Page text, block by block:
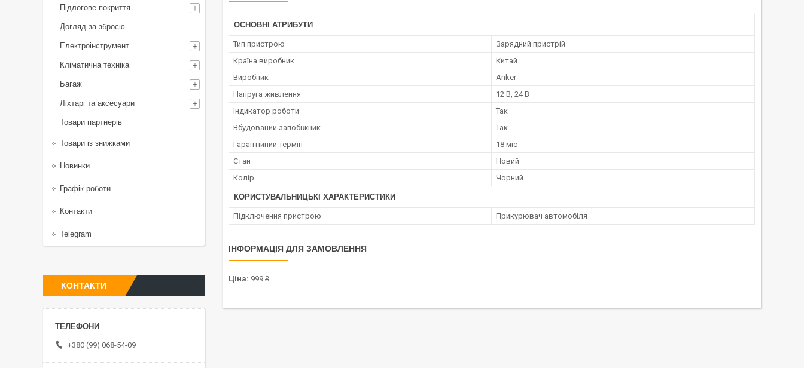
ОСНОВНІ АТРИБУТИ
Тип пристрою
Зарядний пристрій
Країна виробник
Китай
Виробник
Anker
Напруга живлення
12 В, 24 В
Індикатор роботи
Так
Вбудований запобіжник
Так
Гарантійний термін
18 міс
Стан
Новий
Колір
Чорний
КОРИСТУВАЛЬНИЦЬКІ ХАРАКТЕРИСТИКИ
Підключення пристрою Прикурювач автомобіля
ІНФОРМАЦІЯ ДЛЯ ЗАМОВЛЕННЯ
Ціна: 999 ₴
Підлогове покриття
Догляд за зброєю
Електроінструмент
Кліматична техніка
Багаж
Ліхтарі та аксесуари
Товари партнерів
Товари із знижками
Новинки
Графік роботи
Контакти
Telegram
КОНТАКТИ
+380 (99) 068-54-09